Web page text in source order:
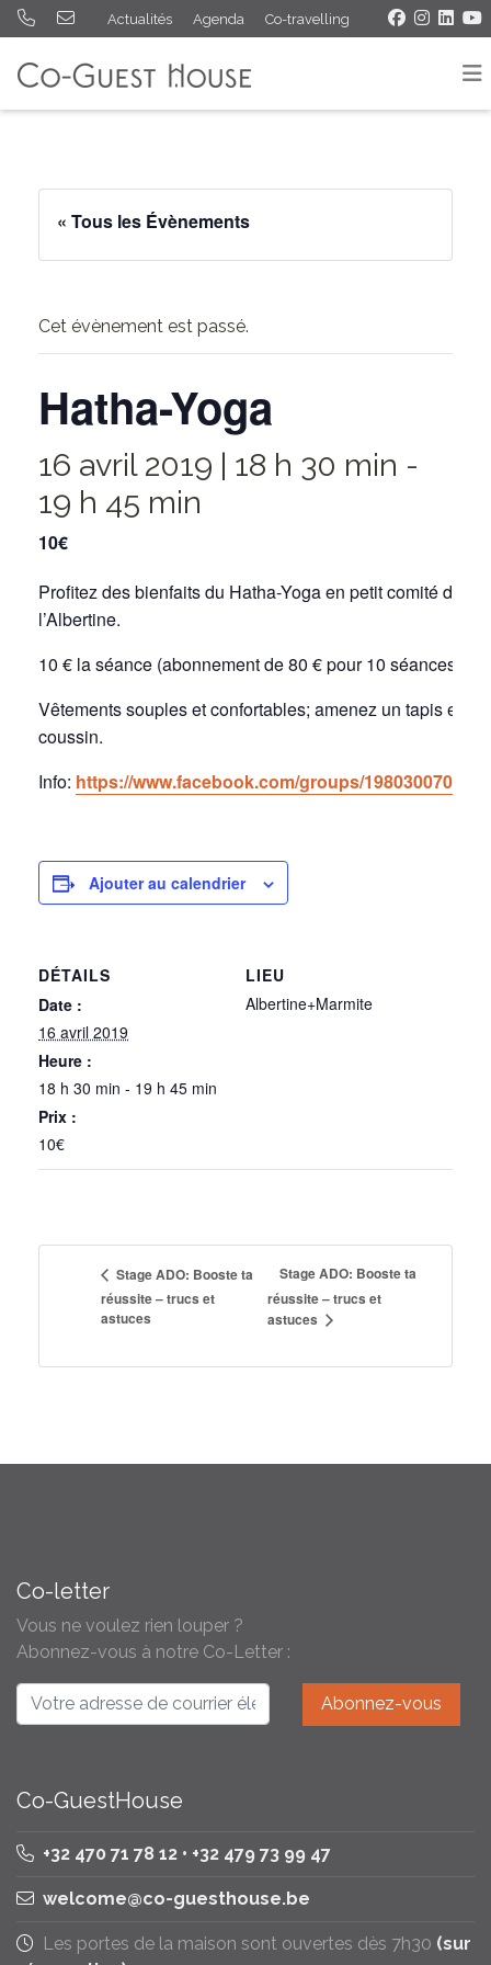
Actualités Agenda Co-travelling
« Tous les Évènements
Cet évènement est passé.
Hatha-Yoga
16 avril 2019 | 18 h 30 min -
19 h 45 min
10€
Profitez des bienfaits du Hatha-Yoga en petit comité dans
l’Albertine.
10 € la séance (abonnement de 80 € pour 10 séances).
Vêtements souples et confortables; amenez un tapis et un
coussin.
Info: https://www.facebook.com/groups/
Ajouter au calendrier
DÉTAILS
Date :
16 avril 2019
Heure :
18 h 30 min - 19 h 45 min
Prix :
10€
LIEU
Albertine+Marmite
Stage ADO: Booste ta
réussite – trucs et
astuces
Stage ADO: Booste ta
réussite – trucs et
astuces
Co-letter
Vous ne voulez rien louper ?
Abonnez-vous à notre Co-Letter :
Co-GuestHouse
+32 470 71 78 12 • +32 479 73 99 47
welcome@co-guesthouse.be
Les portes de la maison sont ouvertes dès 7h30 (sur